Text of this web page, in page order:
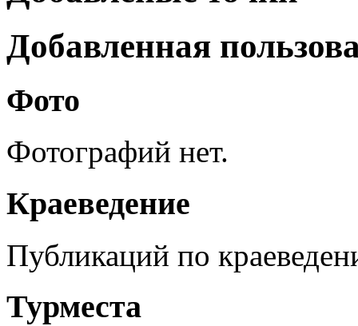
Добавленная
Фото
Фотографий нет.
Краеведение
Публикаций по
Турместа